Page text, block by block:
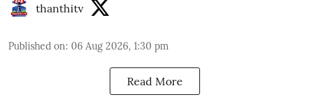
thanthitv
Published on: 06 Aug 2026, 1:30 pm
Read More